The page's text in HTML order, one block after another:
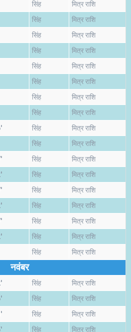
सिंह मित्र राशि
सिंह मित्र राशि
सिंह मित्र राशि
सिंह मित्र राशि
सिंह मित्र राशि
सिंह मित्र राशि
सिंह मित्र राशि
सिंह मित्र राशि
सिंह मित्र राशि
सिंह मित्र राशि
सिंह मित्र राशि
सिंह मित्र राशि
सिंह मित्र राशि
सिंह मित्र राशि
सिंह मित्र राशि
सिंह मित्र राशि
सिंह मित्र राशि
नवंबर
सिंह मित्र राशि
सिंह मित्र राशि
सिंह मित्र राशि
सिंह मित्र राशि